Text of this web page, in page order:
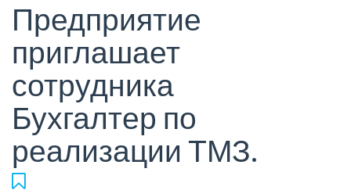
Предприятие
приглашает
сотрудника
Бухгалтер по
реализации ТМЗ.